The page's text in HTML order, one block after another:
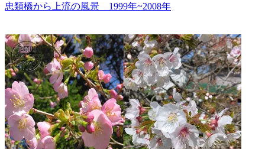
忠類橋から上流の風景 1999年~2008年